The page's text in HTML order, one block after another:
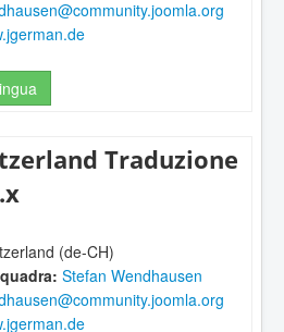
Traduzione
(de-CH)
Stefan Wendhausen